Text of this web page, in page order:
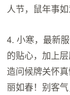
人节，鼠年事如
4. 小寒，最新
的贴心，加上
造问候牌关怀
丽如春！别客